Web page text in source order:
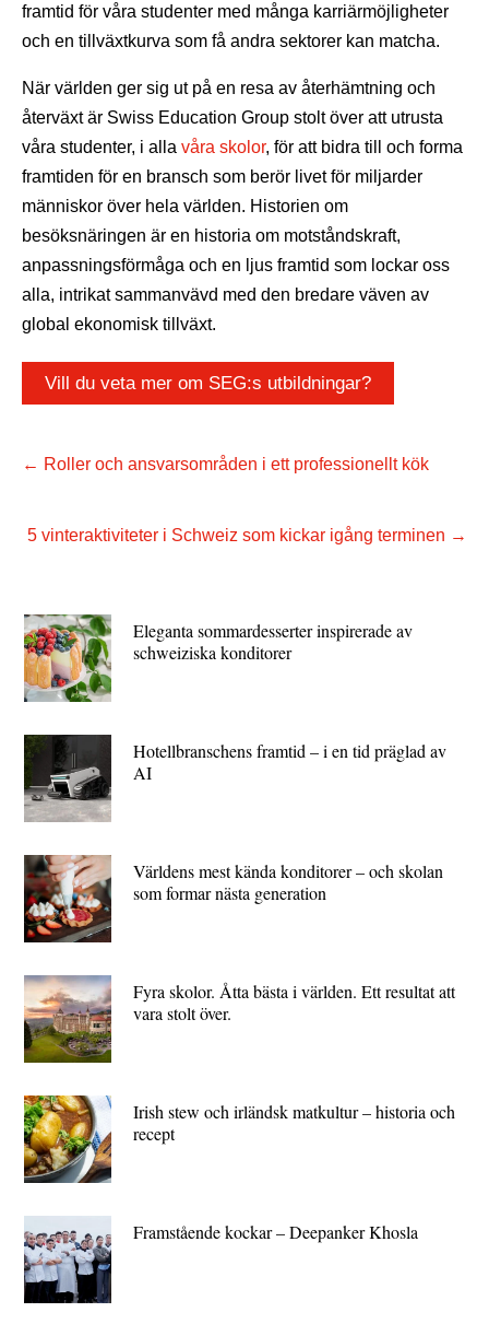
framtid för våra studenter med många karriärmöjligheter
och en tillväxtkurva som få andra sektorer kan matcha.
När världen ger sig ut på en resa av återhämtning och
återväxt är Swiss Education Group stolt över att utrusta
våra studenter, i alla våra skolor, för att bidra till och forma
framtiden för en bransch som berör livet för miljarder
människor över hela världen. Historien om
besöksnäringen är en historia om motståndskraft,
anpassningsförmåga och en ljus framtid som lockar oss
alla, intrikat sammanvävd med den bredare väven av
global ekonomisk tillväxt.
Vill du veta mer om SEG:s utbildningar?
← Roller och ansvarsområden i ett professionellt kök
5 vinteraktiviteter i Schweiz som kickar igång terminen →
Eleganta sommardesserter inspirerade av
schweiziska konditorer
Hotellbranschens framtid – i en tid präglad av
AI
Världens mest kända konditorer – och skolan
som formar nästa generation
Fyra skolor. Åtta bästa i världen. Ett resultat att
vara stolt över.
Irish stew och irländsk matkultur – historia och
recept
Framstående kockar – Deepanker Khosla